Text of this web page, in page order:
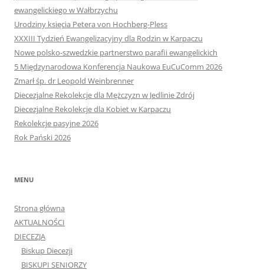
ewangelickiego w Wałbrzychu
Urodziny księcia Petera von Hochberg-Pless
XXXIII Tydzień Ewangelizacyjny dla Rodzin w Karpaczu
Nowe polsko-szwedzkie partnerstwo parafii ewangelickich
5 Międzynarodowa Konferencja Naukowa EuCuComm 2026
Zmarł śp. dr Leopold Weinbrenner
Diecezjalne Rekolekcje dla Mężczyzn w Jedlinie Zdrój
Diecezjalne Rekolekcje dla Kobiet w Karpaczu
Rekolekcje pasyjne 2026
Rok Pański 2026
MENU
Strona główna
AKTUALNOŚCI
DIECEZJA
Biskup Diecezji
BISKUPI SENIORZY